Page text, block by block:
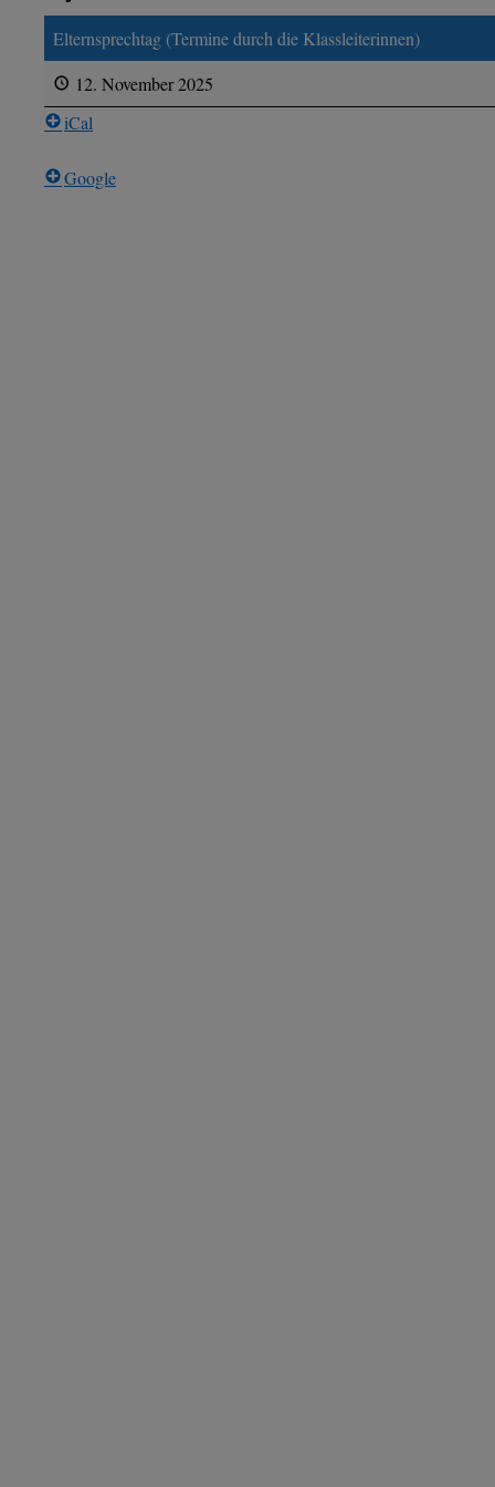
Elternsprechtag (Termine durch die Klassleiterinnen)
12. November 2025
iCal
Google